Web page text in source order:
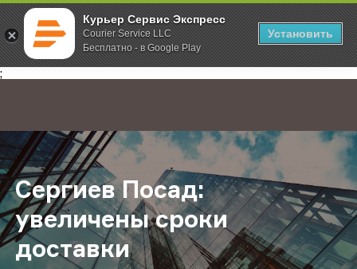
Курьер Сервис Экспресс
Courier Service LLC
Бесплатно - в Google Play
Установить
;
Главная О компании Новости Сергиев Посад: увеличены сроки
Сергиев Посад:
увеличены сроки
доставки